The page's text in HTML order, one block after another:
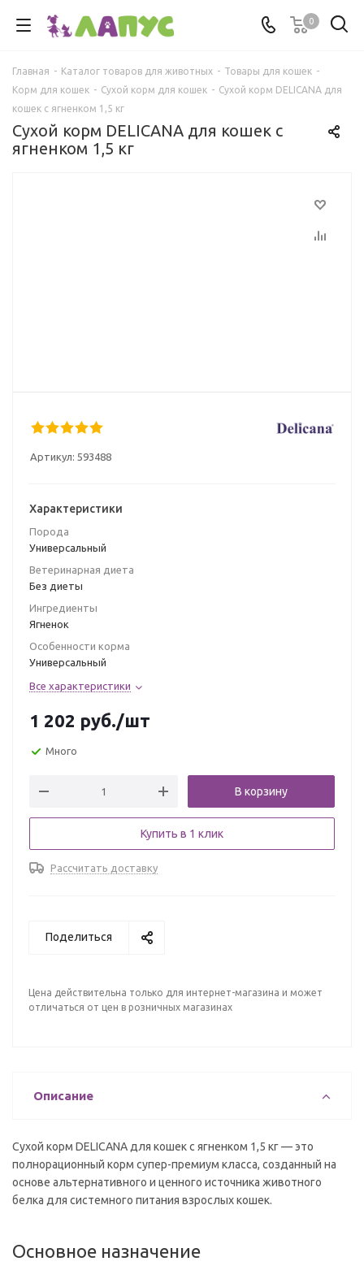
0
Главная - Каталог товаров для животных - Товары для кошек -
Корм для кошек - Сухой корм для кошек - Сухой корм DELICANA для
кошек с ягненком 1,5 кг
Сухой корм DELICANA для кошек с
ягненком 1,5 кг
Артикул: 593488
Характеристики
Порода
Универсальный
Ветеринарная диета
Без диеты
Ингредиенты
Ягненок
Особенности корма
Универсальный
Все характеристики
1 202 руб./шт
Много
В корзину
Купить в 1 клик
Рассчитать доставку
Поделиться
Цена действительна только для интернет-магазина и может
отличаться от цен в розничных магазинах
Описание
Сухой корм DELICANA для кошек с ягненком 1,5 кг — это
полнорационный корм супер-премиум класса, созданный на
основе альтернативного и ценного источника животного
белка для системного питания взрослых кошек.
Основное назначение